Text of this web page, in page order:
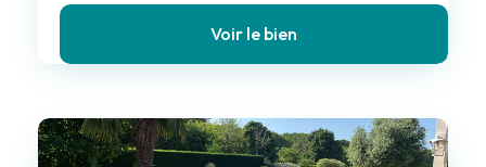
Voir le bien